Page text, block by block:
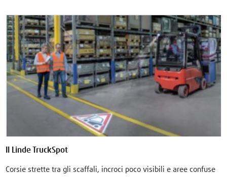
Il Linde TruckSpot
Corsie strette tra gli scaffali, incroci poco visibili e aree confuse